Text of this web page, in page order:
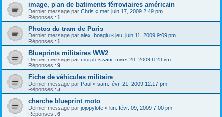
image, plan de batiments férroviaires américain
Dernier message par Chris « mer. juin 17, 2009 2:49 pm
Réponses : 1
Photos du tram de Paris
Dernier message par alex_boagiu « jeu. juin 11, 2009 9:09 pm
Réponses : 1
Blueprints militaires WW2
Dernier message par morph « sam. mars 28, 2009 8:23 am
Réponses : 9
Fiche de véhicules militaire
Dernier message par Paul « sam. févr. 21, 2009 12:17 pm
Réponses : 3
cherche blueprint moto
Dernier message par jojopylote « lun. févr. 09, 2009 7:00 pm
Réponses : 6